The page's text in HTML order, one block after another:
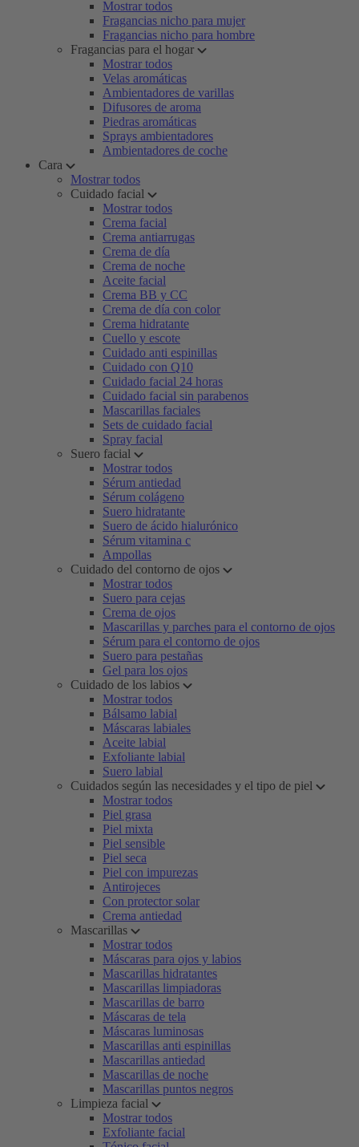
Mostrar todos
Fragancias nicho para mujer
Fragancias nicho para hombre
Fragancias para el hogar
Mostrar todos
Velas aromáticas
Ambientadores de varillas
Difusores de aroma
Piedras aromáticas
Sprays ambientadores
Ambientadores de coche
Cara
Mostrar todos
Cuidado facial
Mostrar todos
Crema facial
Crema antiarrugas
Crema de día
Crema de noche
Aceite facial
Crema BB y CC
Crema de día con color
Crema hidratante
Cuello y escote
Cuidado anti espinillas
Cuidado con Q10
Cuidado facial 24 horas
Cuidado facial sin parabenos
Mascarillas faciales
Sets de cuidado facial
Spray facial
Suero facial
Mostrar todos
Sérum antiedad
Sérum colágeno
Suero hidratante
Suero de ácido hialurónico
Sérum vitamina c
Ampollas
Cuidado del contorno de ojos
Mostrar todos
Suero para cejas
Crema de ojos
Mascarillas y parches para el contorno de ojos
Sérum para el contorno de ojos
Suero para pestañas
Gel para los ojos
Cuidado de los labios
Mostrar todos
Bálsamo labial
Máscaras labiales
Aceite labial
Exfoliante labial
Suero labial
Cuidados según las necesidades y el tipo de piel
Mostrar todos
Piel grasa
Piel mixta
Piel sensible
Piel seca
Piel con impurezas
Antirojeces
Con protector solar
Crema antiedad
Mascarillas
Mostrar todos
Máscaras para ojos y labios
Mascarillas hidratantes
Mascarillas limpiadoras
Mascarillas de barro
Máscaras de tela
Máscaras luminosas
Mascarillas anti espinillas
Mascarillas antiedad
Mascarillas de noche
Mascarillas puntos negros
Limpieza facial
Mostrar todos
Exfoliante facial